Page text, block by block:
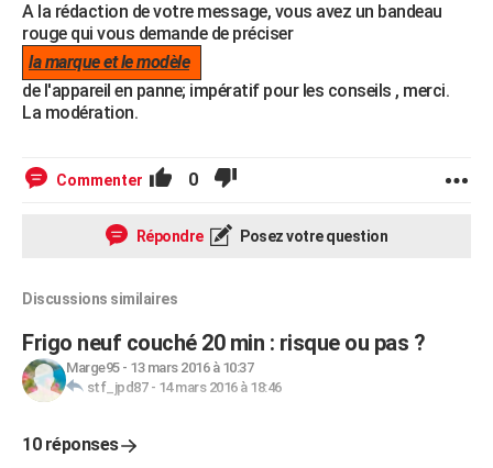
A la rédaction de votre message, vous avez un bandeau
rouge qui vous demande de préciser
la marque et le modèle
de l'appareil en panne; impératif pour les conseils , merci.
La modération.
Commenter 0
Répondre Posez votre question
Discussions similaires
Frigo neuf couché 20 min : risque ou pas ?
Marge95- 13 mars 2016 à 10:37
stf_jpd87- 14 mars 2016 à 18:46
10 réponses